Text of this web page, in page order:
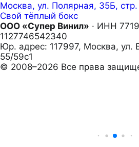
Москва, ул. Полярная, 35Б,
Свой тёплый бокс
ООО «Супер Винил» · ИНН
1127746542340
Юр. адрес: 117997, Москва, ул.
55/59с1
© 2008–2026 Все права